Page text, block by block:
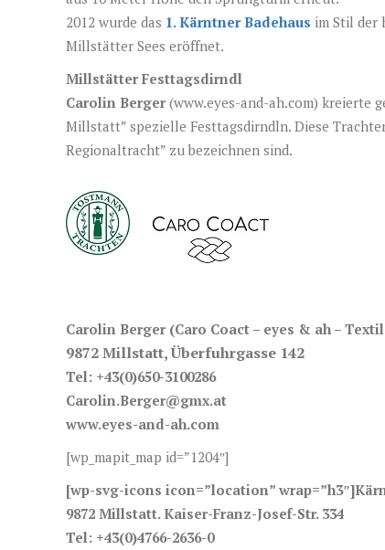
2012 wurde das 1. Kärntner Badehaus im Stil der
Millstätter Sees eröffnet.
Millstätter Festtagsdirndl
Carolin Berger(www.eyes-and-ah.com) kreierte
Millstatt” spezielle Festtagsdirndln. Diese
Regionaltracht” zu bezeichnen sind.
Carolin Berger (Caro Coact – eyes & ah –
9872 Millstatt, Überfuhrgasse 142
Tel: +43(0)650-3100286
Carolin.Berger@gmx.at
www.eyes-and-ah.com
[wp_mapit_map id=”1204″]
[wp-svg-icons icon=”location”
9872 Millstatt. Kaiser-Franz-Josef-Str. 334
Tel: +43(0)4766-2636-0